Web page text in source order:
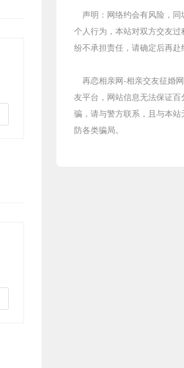
声明：网络约会有风险，同
个人行为，本站对双方交友过
纷不承担责任，请确定后再赴
再恋相亲网-相亲交友征婚
友平台，网站信息无法保证百
骗，请与警方联系，且与本站
防各类骗局。